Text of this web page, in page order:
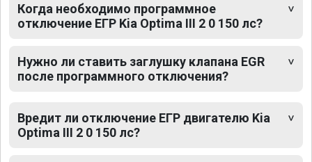
Когда необходимо программное
отключение ЕГР Kia Optima III 2 0 150 лс?
Нужно ли ставить заглушку клапана EGR
после программного отключения?
Вредит ли отключение ЕГР двигателю Kia
Optima III 2 0 150 лс?